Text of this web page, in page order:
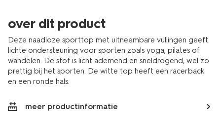
over dit product
Deze naadloze sporttop met uitneembare vullingen geeft
lichte ondersteuning voor sporten zoals yoga, pilates of
wandelen. De stof is licht ademend en sneldrogend, wel zo
prettig bij het sporten. De witte top heeft een racerback
en een ronde hals.
meer productinformatie